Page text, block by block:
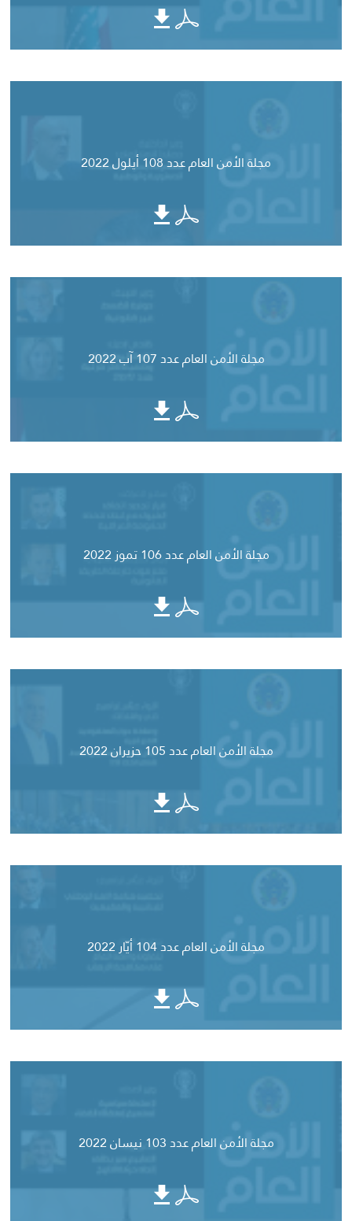
مجلة الأمن العام عدد 108 أيلول 2022
مجلة الأمن العام عدد 107 آب 2022
مجلة الأمن العام عدد 106 تموز 2022
مجلة الأمن العام عدد 105 حزيران 2022
مجلة الأمن العام عدد 104 أيّار 2022
مجلة الأمن العام عدد 103 نيسان 2022